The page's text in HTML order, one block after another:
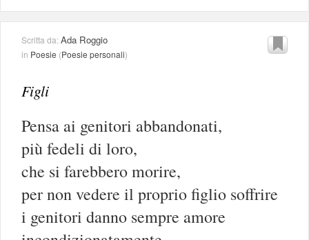
Scritta da:Ada Roggio
in Poesie (Poesie personali)
Figli
Pensa ai genitori abbandonati,
più fedeli di loro,
che si farebbero morire,
per non vedere il proprio figlio soffrire
i genitori danno sempre amore